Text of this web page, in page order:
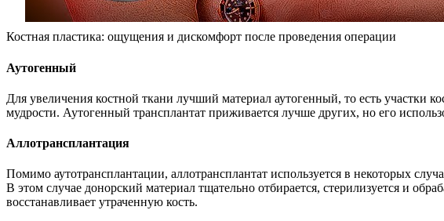
Костная пластика: ощущения и дискомфорт после проведения операции
Аутогенный
Для увеличения костной ткани лучший материал аутогенный, то есть участки
мудрости. Аутогенный трансплантат приживается лучше других, но его
Аллотрансплантация
Помимо аутотрансплантации, аллотрансплантат используется в некоторых
В этом случае донорский материал тщательно отбирается, стерилизуется и
восстанавливает утраченную кость.